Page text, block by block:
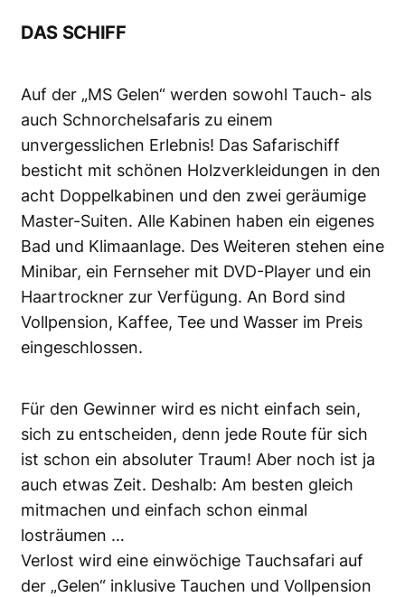
DAS SCHIFF
Auf der „MS Gelen“ werden sowohl Tauch- als
auch Schnorchelsafaris zu einem
unvergesslichen Erlebnis! Das Safarischiff
besticht mit schönen Holzverkleidungen in den
acht Doppelkabinen und den zwei geräumige
Master-Suiten. Alle Kabinen haben ein eigenes
Bad und Klimaanlage. Des Weiteren stehen eine
Minibar, ein Fernseher mit DVD-Player und ein
Haartrockner zur Verfügung. An Bord sind
Vollpension, Kaffee, Tee und Wasser im Preis
eingeschlossen.
Für den Gewinner wird es nicht einfach sein,
sich zu entscheiden, denn jede Route für sich
ist schon ein absoluter Traum! Aber noch ist ja
auch etwas Zeit. Deshalb: Am besten gleich
mitmachen und einfach schon einmal
losträumen …
Verlost wird eine einwöchige Tauchsafari auf
der „Gelen“ inklusive Tauchen und Vollpension